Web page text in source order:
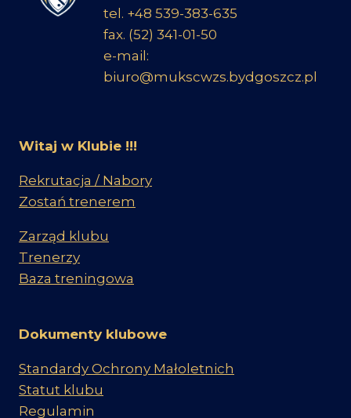
tel. +48 539-383-635
fax. (52) 341-01-50
e-mail:
biuro@mukscwzs.bydgoszcz.pl
Witaj w Klubie !!!
Rekrutacja / Nabory
Zostań trenerem
Zarząd klubu
Trenerzy
Baza treningowa
Dokumenty klubowe
Standardy Ochrony Małoletnich
Statut klubu
Regulamin